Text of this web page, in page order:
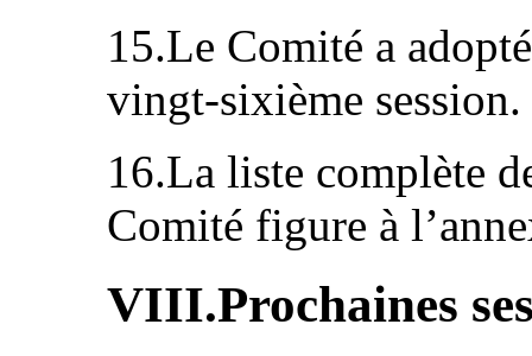
15.Le Comité a
vingt-sixième session.
16.La liste complète
Comité figure à
VIII.Prochaines